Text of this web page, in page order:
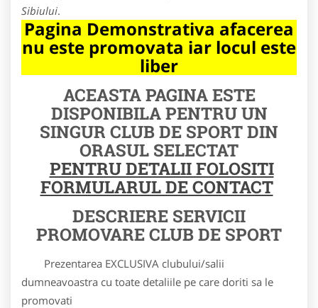
Sibiului.
Pagina Demonstrativa afacerea
nu este promovata iar locul este
liber
ACEASTA PAGINA ESTE
DISPONIBILA PENTRU UN
SINGUR CLUB DE SPORT DIN
ORASUL SELECTAT
PENTRU DETALII FOLOSITI
FORMULARUL DE CONTACT
DESCRIERE SERVICII
PROMOVARE CLUB DE SPORT
Prezentarea EXCLUSIVA clubului/salii
dumneavoastra cu toate detaliile pe care doriti sa le
promovati